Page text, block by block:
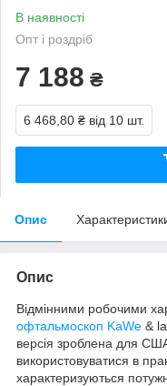
В наявності
Опт і роздріб
7 188 ₴
6 468,80 ₴ від 10 шт.
Опис
Опис
Відмінними робочими
офтальмоскоп KaWe &
версія зроблена для
використовуватися в
характеризуються